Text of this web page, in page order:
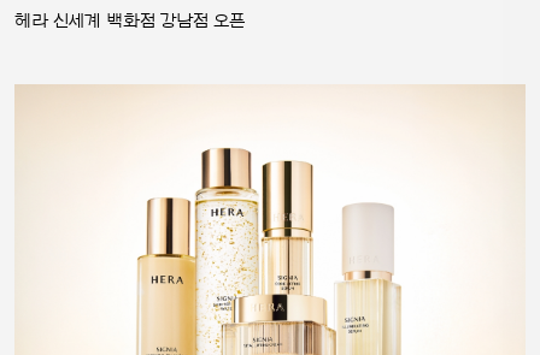
헤라 신세계 백화점 강남점 오픈